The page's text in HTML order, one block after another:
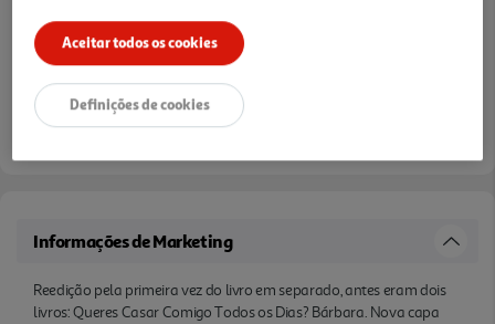
Informações de Marketing
Reedição pela primeira vez do livro em separado, antes eram dois
livros: Queres Casar Comigo Todos os Dias? Bárbara. Nova capa
Aceitar todos os cookies
Definições de cookies